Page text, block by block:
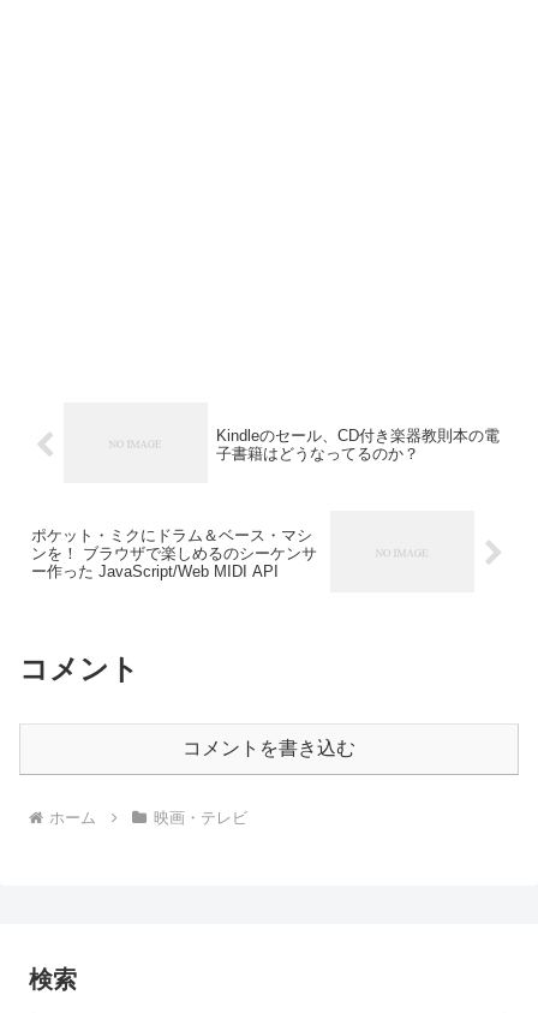
Kindleのセール、CD付き楽器教則本の電
子書籍はどうなってるのか？
ポケット・ミクにドラム＆ベース・マシ
ンを！ ブラウザで楽しめるのシーケンサ
ー作った JavaScript/Web MIDI API
コメント
コメントを書き込む
ホーム 映画・テレビ
検索